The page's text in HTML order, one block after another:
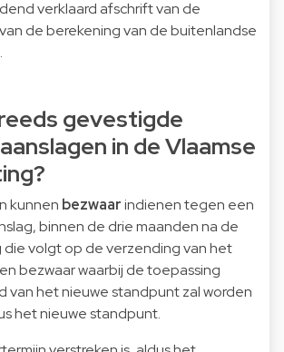
verklaard afschrift van de
de berekening van de buitenlandse
gevestigde
in de Vlaamse
kunnen bezwaarindienen tegen een
binnen de drie maanden na de
die volgt op de verzending van het
bezwaar waarbij de toepassing
van het nieuwe standpunt zal worden
het nieuwe standpunt.